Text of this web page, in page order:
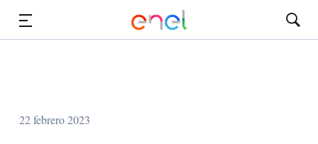
22 febrero 2023